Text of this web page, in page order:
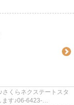
くらネクステートスタ
ます♪06-6423-